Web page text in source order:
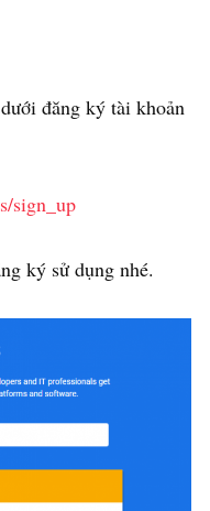
đăng ký tài khoản
sign_up
ký sử dụng nhé.